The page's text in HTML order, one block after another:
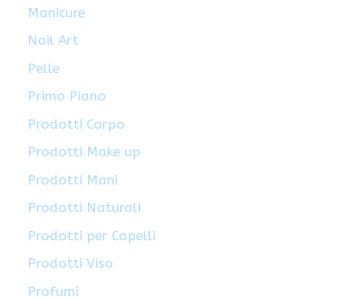
Manicure
Nail Art
Pelle
Primo Piano
Prodotti Corpo
Prodotti Make up
Prodotti Mani
Prodotti Naturali
Prodotti per Capelli
Prodotti Viso
Profumi